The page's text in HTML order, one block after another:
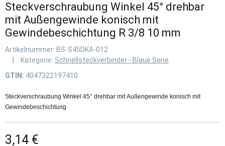
Steckverschraubung Winkel 45° drehbar
mit Außengewinde konisch mit
Gewindebeschichtung R 3/8 10 mm
Artikelnummer: BS-S45DKA-012
Kategorie: Schnellsteckverbinder - Blaue Serie
GTIN: 4047322197410
Steckverschraubung Winkel 45° drehbar mit Außengewinde konisch mit
Gewindebeschichtung
3,14 €